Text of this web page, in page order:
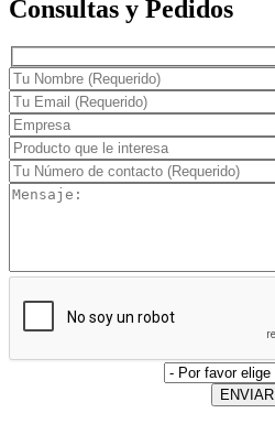
Consultas y Pedidos
ENVIAR